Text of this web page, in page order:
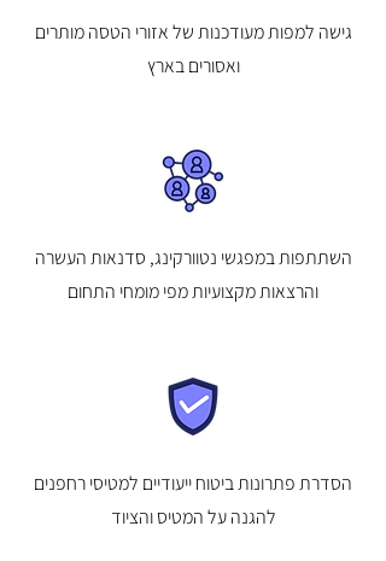
גישה למפות מעודכנות של אזורי הטסה מותרים
ואסורים בארץ
השתתפות במפגשי נטוורקינג, סדנאות העשרה
והרצאות מקצועיות מפי מומחי התחום
הסדרת פתרונות ביטוח ייעודיים למטיסי רחפנים
להגנה על המטיס והציוד